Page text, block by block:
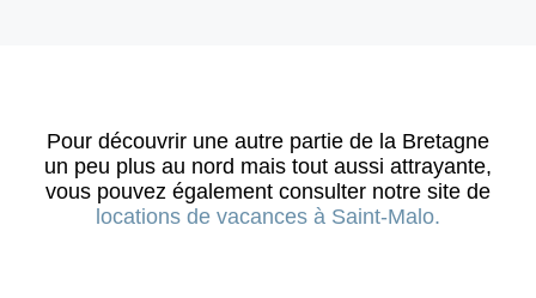
Pour découvrir une autre partie de la Bretagne
un peu plus au nord mais tout aussi attrayante,
vous pouvez également consulter notre site de
locations de vacances à Saint-Malo.